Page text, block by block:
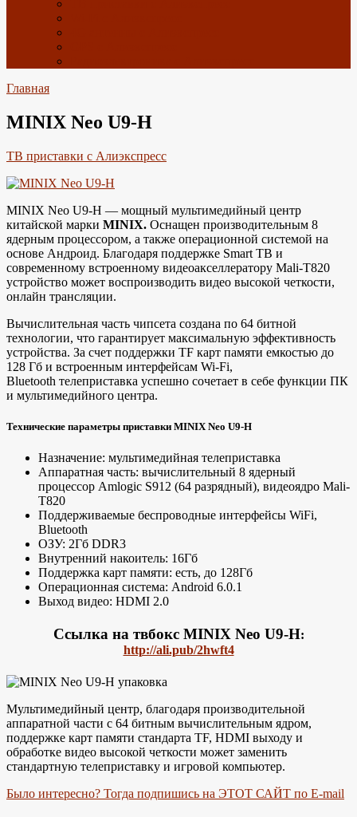
Главная
MINIX Neo U9-H
ТВ приставки с Алиэкспресс
MINIX Neo U9-H — мощный мультимедийный центр
китайской марки MINIX. Оснащен производительным 8
ядерным процессором, а также операционной системой на
основе Андроид. Благодаря поддержке Smart ТВ и
современному встроенному видеоакселлератору Mali-T820
устройство может воспроизводить видео высокой четкости,
онлайн трансляции.
Вычислительная часть чипсета создана по 64 битной
технологии, что гарантирует максимальную эффективность
устройства. За счет поддержки TF карт памяти емкостью до
128 Гб и встроенным интерфейсам Wi-Fi,
Bluetooth телеприставка успешно сочетает в себе функции ПК
и мультимедийного центра.
Технические параметры приставки MINIX Neo U9-H
Назначение: мультимедийная телеприставка
Аппаратная часть: вычислительный 8 ядерный
процессор Amlogic S912 (64 разрядный), видеоядро Mali-
T820
Поддерживаемые беспроводные интерфейсы WiFi,
Bluetooth
ОЗУ: 2Гб DDR3
Внутренний накоитель: 16Гб
Поддержка карт памяти: есть, до 128Гб
Операционная система: Android 6.0.1
Выход видео: HDMI 2.0
Ссылка на твбокс MINIX Neo U9-H:
http://ali.pub/2hwft4
Мультимедийный центр, благодаря производительной
аппаратной части с 64 битным вычислительным ядром,
поддержке карт памяти стандарта TF, HDMI выходу и
обработке видео высокой четкости может заменить
стандартную телеприставку и игровой компьютер.
Было интересно? Тогда подпишись на ЭТОТ САЙТ по E-mail